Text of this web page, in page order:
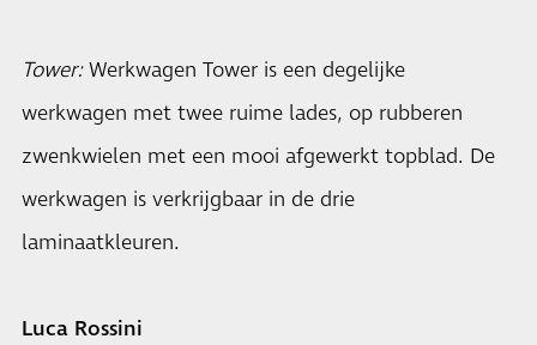
Tower:Werkwagen Tower is een degelijke
werkwagen met twee ruime lades, op rubberen
zwenkwielen met een mooi afgewerkt topblad. De
werkwagen is verkrijgbaar in de drie
laminaatkleuren.
Luca Rossini